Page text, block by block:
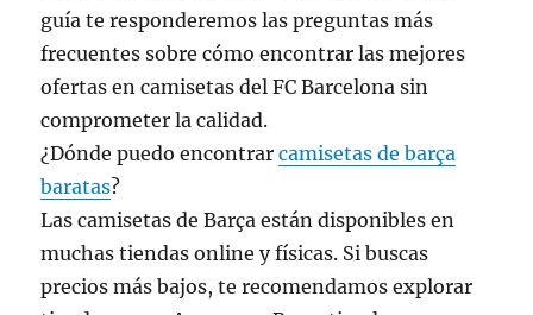
guía te responderemos las preguntas más
frecuentes sobre cómo encontrar las mejores
ofertas en camisetas del FC Barcelona sin
comprometer la calidad.
¿Dónde puedo encontrarcamisetas de barça
baratas?
Las camisetas de Barça están disponibles en
muchas tiendas online y físicas. Si buscas
precios más bajos, te recomendamos explorar